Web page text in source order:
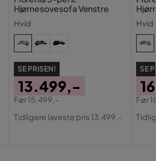
100% polyester
Velour
Hjørnesovesofa Venstre
Hvid
SE PRISEN!
Pris
13.499,-
Original
Før15.499,-
Tidligere laveste pris 13.499,-
Hvid
SE
Før